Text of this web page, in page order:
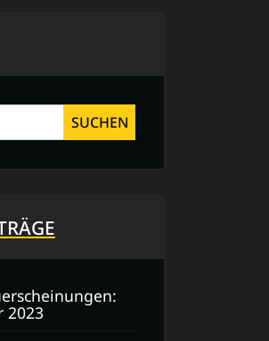
SUCHEN
2023